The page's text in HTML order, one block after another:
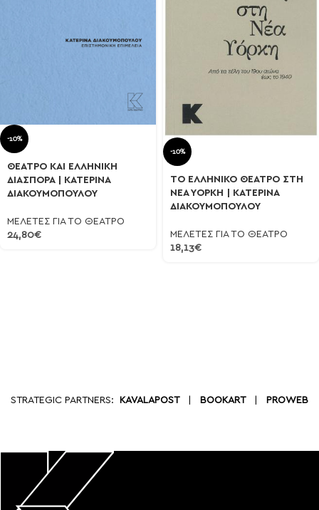
-10%
ΘΕΑΤΡΟ ΚΑΙ ΕΛΛΗΝΙΚΗ
ΔΙΑΣΠΟΡΑ | ΚΑΤΕΡΙΝΑ
ΔΙΑΚΟΥΜΟΠΟΥΛΟΥ
ΜΕΛΕΤΕΣ ΓΙΑ ΤΟ ΘΕΑΤΡΟ
24,80€
-10%
ΤΟ ΕΛΛΗΝΙΚΟ ΘΕΑΤΡΟ ΣΤΗ
ΝΕΑ ΥΟΡΚΗ | ΚΑΤΕΡΙΝΑ
ΔΙΑΚΟΥΜΟΠΟΥΛΟΥ
ΜΕΛΕΤΕΣ ΓΙΑ ΤΟ ΘΕΑΤΡΟ
18,13€
STRATEGIC PARTNERS: KAVALAPOST| BOOKART| PROWEB